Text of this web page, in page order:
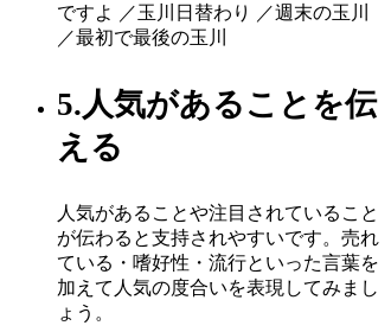
ですよ ／玉川日替わり ／週末の玉川
／最初で最後の玉川
5.人気があることを伝
える
人気があることや注目されていること
が伝わると支持されやすいです。売れ
ている・嗜好性・流行といった言葉を
加えて人気の度合いを表現してみまし
ょう。